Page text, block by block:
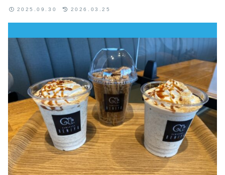
2025.09.30 2026.03.25